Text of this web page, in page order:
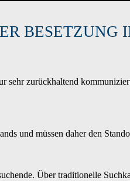
BESETZUNG
sehr zurückhaltend
und müssen daher den
Über traditionelle